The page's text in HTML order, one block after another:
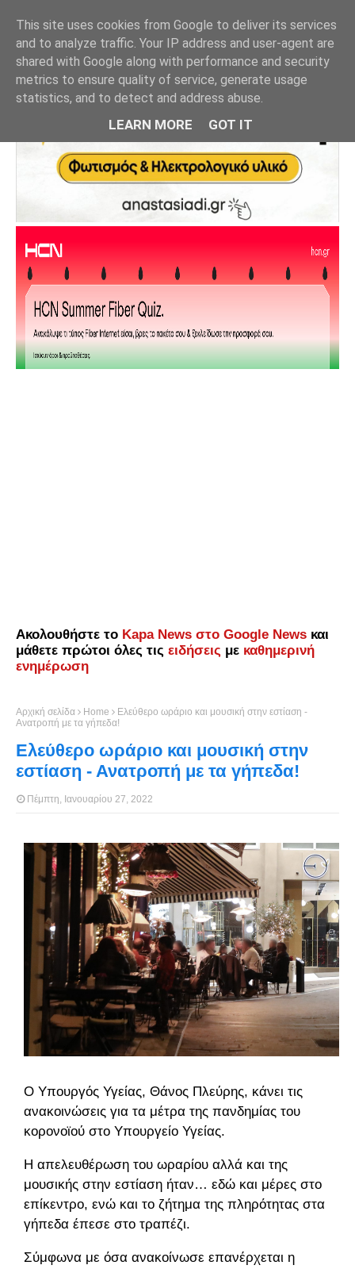
Ακολουθήστε το Kapa News στο Google News και
μάθετε πρώτοι όλες τις ειδήσεις με καθημερινή
ενημέρωση
Αρχική σελίδα Home
Ελεύθερο ωράριο και μουσική στην εστίαση -
Ανατροπή με τα γήπεδα!
Ελεύθερο ωράριο και μουσική στην
εστίαση - Ανατροπή με τα γήπεδα!
Πέμπτη, Ιανουαρίου 27, 2022
Ο Υπουργός Υγείας, Θάνος Πλεύρης, κάνει τις
ανακοινώσεις για τα μέτρα της πανδημίας του
κορονοϊού στο Υπουργείο Υγείας.
Η απελευθέρωση του ωραρίου αλλά και της
μουσικής στην εστίαση ήταν… εδώ και μέρες στο
επίκεντρο, ενώ και το ζήτημα της πληρότητας στα
γήπεδα έπεσε στο τραπέζι.
Σύμφωνα με όσα ανακοίνωσε επανέρχεται η
This site uses cookies from Google to deliver its services
and to analyze traffic. Your IP address and user-agent are
shared with Google along with performance and security
metrics to ensure quality of service, generate usage
statistics, and to detect and address abuse.
LEARN MORE GOT IT